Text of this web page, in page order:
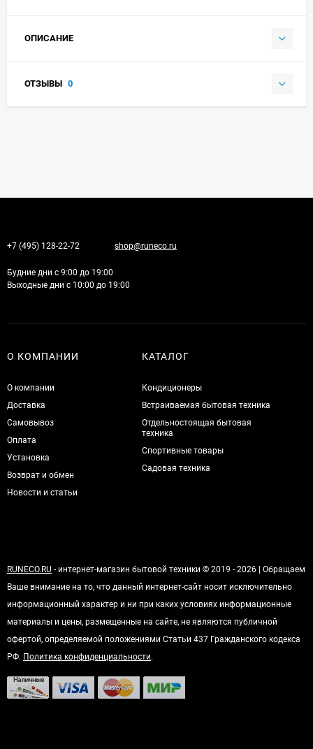
ОПИСАНИЕ
ОТЗЫВЫ 0
+7 (495) 128-22-72 shop@runeco.ru
Будние дни с 9:00 до 19:00
Выходные дни с 10:00 до 19:00
О КОМПАНИИ
О компании
Доставка
Самовывоз
Оплата
Установка
Возврат и обмен
Новости и статьи
КАТАЛОГ
Кондиционеры
Встраиваемая бытовая техника
Отдельностоящая бытовая
техника
Спортивные товары
Садовая техника
RUNECO.RU - интернет-магазин бытовой техники © 2019 - 2026 | Обращаем
Ваше внимание на то, что данный интернет-сайт носит исключительно
информационный характер и ни при каких условиях информационные
материалы и цены, размещенные на сайте, не являются публичной
офертой, определяемой положениями Статьи 437 Гражданского кодекса
РФ. Политика конфиденциальности.